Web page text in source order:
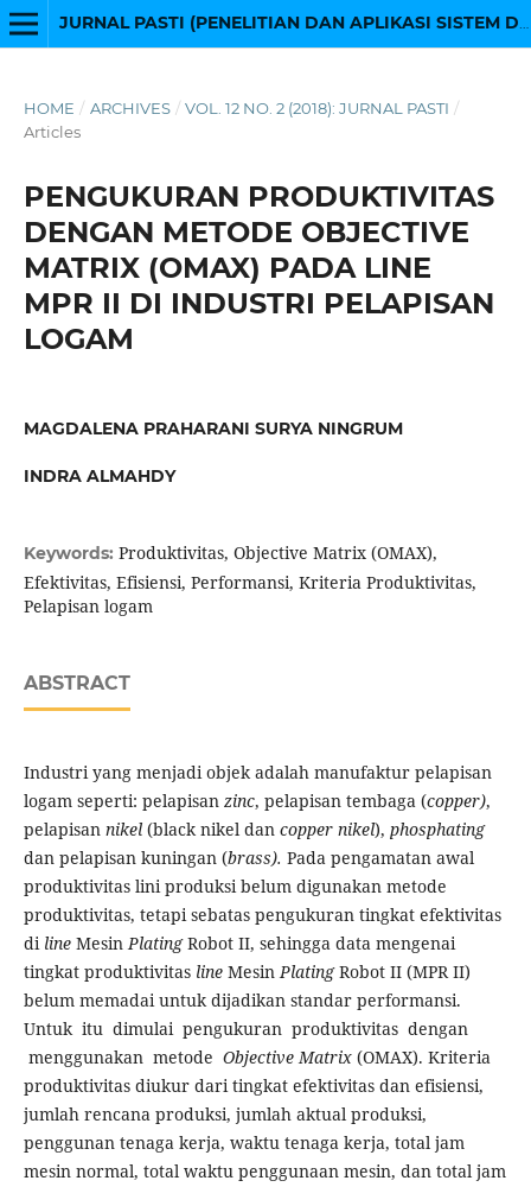
HOME / ARCHIVES / VOL. 12 NO. 2 (2018): JURNAL PASTI /
Articles
PENGUKURAN PRODUKTIVITAS
DENGAN METODE OBJECTIVE
MATRIX (OMAX) PADA LINE
MPR II DI INDUSTRI PELAPISAN
LOGAM
MAGDALENA PRAHARANI SURYA NINGRUM
INDRA ALMAHDY
Keywords: Produktivitas, Objective Matrix (OMAX),
Efektivitas, Efisiensi, Performansi, Kriteria Produktivitas,
Pelapisan logam
ABSTRACT
Industri yang menjadi objek adalah manufaktur pelapisan
logam seperti: pelapisan zinc, pelapisan tembaga (copper),
pelapisan nikel (black nikel dan copper nikel), phosphating
dan pelapisan kuningan (brass). Pada pengamatan awal
produktivitas lini produksi belum digunakan metode
produktivitas, tetapi sebatas pengukuran tingkat efektivitas
di line MesinPlatingRobot II, sehingga data mengenai
tingkat produktivitas line MesinPlatingRobot II (MPR II)
belum memadai untuk dijadikan standar performansi.
Untuk itu dimulai pengukuran produktivitas dengan
menggunakan metode Objective Matrix (OMAX). Kriteria
produktivitas diukur dari tingkat efektivitas dan efisiensi,
jumlah rencana produksi, jumlah aktual produksi,
penggunan tenaga kerja, waktu tenaga kerja, total jam
mesin normal, total waktu penggunaan mesin, dan total jam